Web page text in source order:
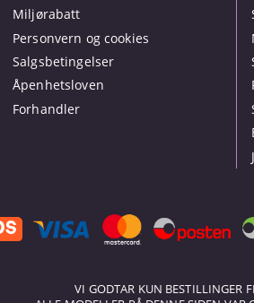
Miljørabatt
Personvern og cookies
Salgsbetingelser
Åpenhetsloven
Forhandler
VI GODTAR KUN BESTILLINGER